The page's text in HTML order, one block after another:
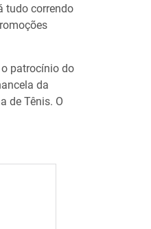
tudo correndo
patrocínio do
da
de Tênis. O